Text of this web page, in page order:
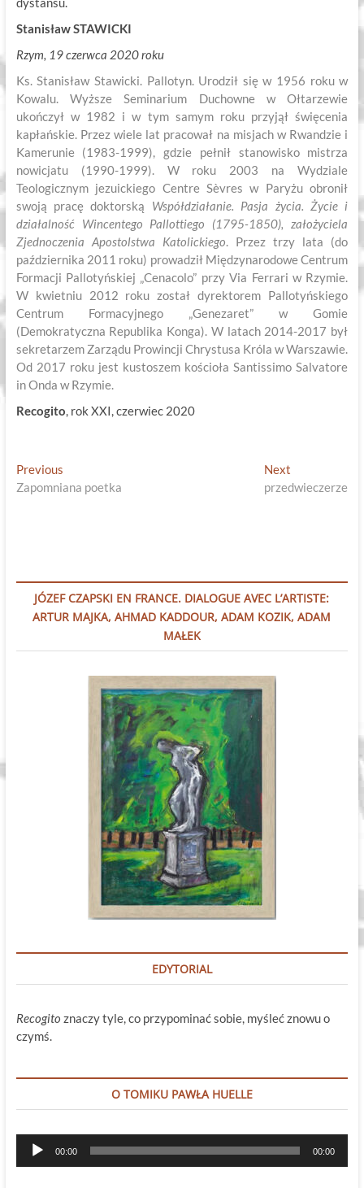
Stanisław STAWICKI
Rzym, 19 czerwca 2020 roku
Ks. Stanisław Stawicki. Pallotyn. Urodził się w 1956 roku w
Kowalu. Wyższe Seminarium Duchowne w Ołtarzewie
ukończył w 1982 i w tym samym roku przyjął święcenia
kapłańskie. Przez wiele lat pracował na misjach w Rwandzie i
Kamerunie (1983-1999), gdzie pełnił stanowisko mistrza
nowicjatu (1990-1999). W roku 2003 na Wydziale
Teologicznym jezuickiego Centre Sèvres w Paryżu obronił
swoją pracę doktorską Współdziałanie. Pasja życia. Życie i
działalność Wincentego Pallottiego (1795-1850), założyciela
Zjednoczenia Apostolstwa Katolickiego. Przez trzy lata (do
października 2011 roku) prowadził Międzynarodowe Centrum
Formacji Pallotyńskiej „Cenacolo” przy Via Ferrari w Rzymie.
W kwietniu 2012 roku został dyrektorem Pallotyńskiego
Centrum Formacyjnego „Genezaret” w Gomie
(Demokratyczna Republika Konga). W latach 2014-2017 był
sekretarzem Zarządu Prowincji Chrystusa Króla w Warszawie.
Od 2017 roku jest kustoszem kościoła Santissimo Salvatore
in Onda w Rzymie.
Recogito, rok XXI, czerwiec 2020
Nawigacja
wpisu
PreviousPrevious
post:
Zapomniana poetka
Next
post:
przedwieczerze
JÓZEF CZAPSKI EN FRANCE. DIALOGUE AVEC L’ARTISTE:
ARTUR MAJKA, AHMAD KADDOUR, ADAM KOZIK, ADAM
MAŁEK
EDYTORIAL
Recogito znaczy tyle, co przypominać sobie, myśleć znowu o
czymś.
O TOMIKU PAWŁA HUELLE
Odtwarzacz
plików
00:00 00:00